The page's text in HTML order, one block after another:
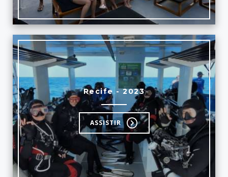
Recife - 2023
ASSISTIR